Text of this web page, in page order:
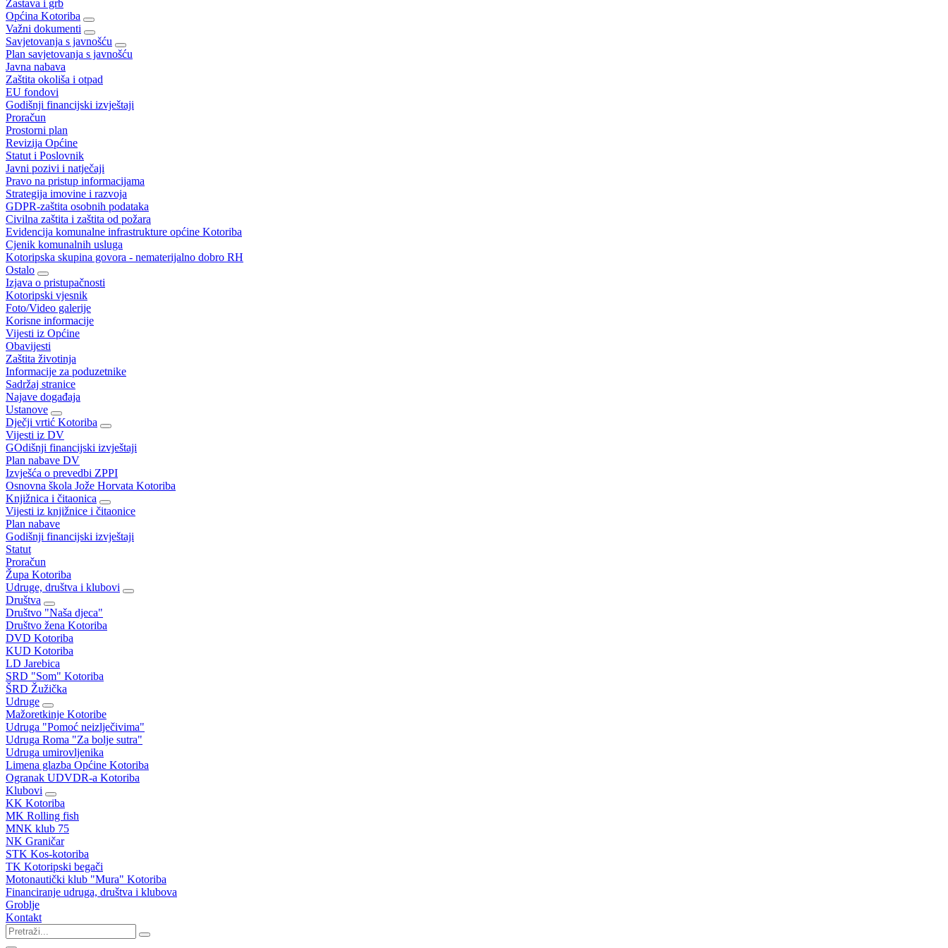
Zastava i grb
Općina Kotoriba
Važni dokumenti
Savjetovanja s javnošću
Plan savjetovanja s javnošću
Javna nabava
Zaštita okoliša i otpad
EU fondovi
Godišnji financijski izvještaji
Proračun
Prostorni plan
Revizija Općine
Statut i Poslovnik
Javni pozivi i natječaji
Pravo na pristup informacijama
Strategija imovine i razvoja
GDPR-zaštita osobnih podataka
Civilna zaštita i zaštita od požara
Evidencija komunalne infrastrukture općine Kotoriba
Cjenik komunalnih usluga
Kotoripska skupina govora - nematerijalno dobro RH
Ostalo
Izjava o pristupačnosti
Kotoripski vjesnik
Foto/Video galerije
Korisne informacije
Vijesti iz Općine
Obavijesti
Zaštita životinja
Informacije za poduzetnike
Sadržaj stranice
Najave događaja
Ustanove
Dječji vrtić Kotoriba
Vijesti iz DV
GOdišnji financijski izvještaji
Plan nabave DV
Izvješća o prevedbi ZPPI
Osnovna škola Jože Horvata Kotoriba
Knjižnica i čitaonica
Vijesti iz knjižnice i čitaonice
Plan nabave
Godišnji financijski izvještaji
Statut
Proračun
Župa Kotoriba
Udruge, društva i klubovi
Društva
Društvo "Naša djeca"
Društvo žena Kotoriba
DVD Kotoriba
KUD Kotoriba
LD Jarebica
SRD "Som" Kotoriba
ŠRD Žužička
Udruge
Mažoretkinje Kotoribe
Udruga "Pomoć neizlječivima"
Udruga Roma "Za bolje sutra"
Udruga umirovljenika
Limena glazba Općine Kotoriba
Ogranak UDVDR-a Kotoriba
Klubovi
KK Kotoriba
MK Rolling fish
MNK klub 75
NK Graničar
STK Kos-kotoriba
TK Kotoripski begači
Motonautički klub "Mura" Kotoriba
Financiranje udruga, društva i klubova
Groblje
Kontakt